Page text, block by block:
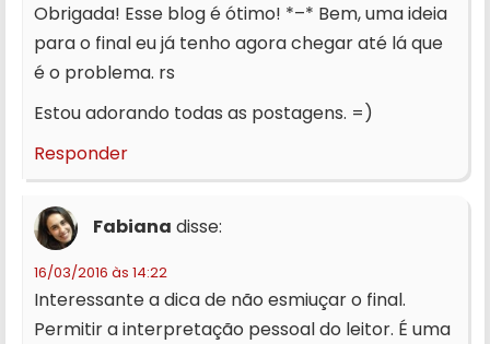
Obrigada! Esse blog é ótimo! *–* Bem, uma ideia
para o final eu já tenho agora chegar até lá que
é o problema. rs
Estou adorando todas as postagens. =)
Responder
Fabiana disse:
16/03/2016 às 14:22
Interessante a dica de não esmiuçar o final.
Permitir a interpretação pessoal do leitor. É uma